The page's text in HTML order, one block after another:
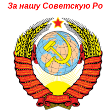
За нашу Советскую